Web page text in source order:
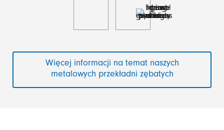
Więcej informacji na temat naszych
metalowych przekładni zębatych